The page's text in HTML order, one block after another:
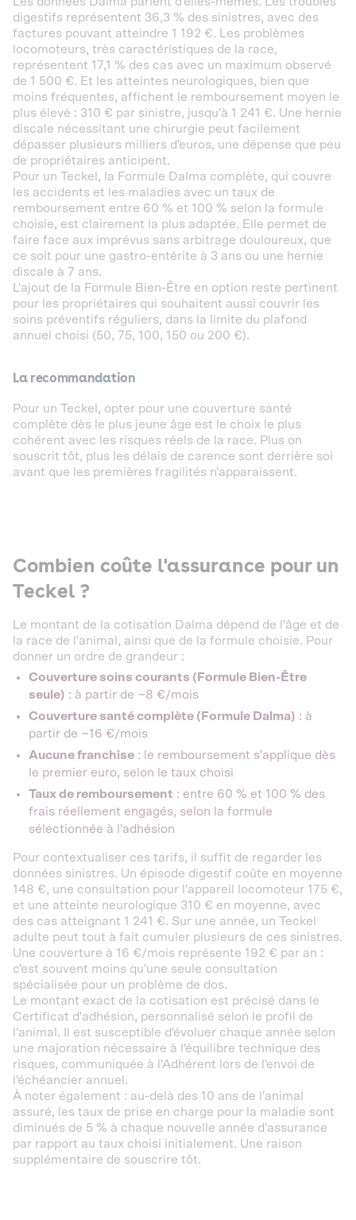
digestifs représentent 36,3 % des sinistres, avec des
factures pouvant atteindre 1 192 €. Les problèmes
locomoteurs, très caractéristiques de la race,
représentent 17,1 % des cas avec un maximum observé
de 1 500 €. Et les atteintes neurologiques, bien que
moins fréquentes, affichent le remboursement moyen le
plus élevé : 310 € par sinistre, jusqu'à 1 241 €. Une hernie
discale nécessitant une chirurgie peut facilement
dépasser plusieurs milliers d'euros, une dépense que peu
de propriétaires anticipent.
Pour un Teckel, la Formule Dalma complète, qui couvre
les accidents et les maladies avec un taux de
remboursement entre 60 % et 100 % selon la formule
choisie, est clairement la plus adaptée. Elle permet de
faire face aux imprévus sans arbitrage douloureux, que
ce soit pour une gastro-entérite à 3 ans ou une hernie
discale à 7 ans.
L'ajout de la Formule Bien-Être en option reste pertinent
pour les propriétaires qui souhaitent aussi couvrir les
soins préventifs réguliers, dans la limite du plafond
annuel choisi (50, 75, 100, 150 ou 200 €).
La recommandation
Pour un Teckel, opter pour une couverture santé
complète dès le plus jeune âge est le choix le plus
cohérent avec les risques réels de la race. Plus on
souscrit tôt, plus les délais de carence sont derrière soi
avant que les premières fragilités n'apparaissent.
Combien coûte l'assurance pour un
Teckel ?
Le montant de la cotisation Dalma dépend de l'âge et de
la race de l'animal, ainsi que de la formule choisie. Pour
donner un ordre de grandeur :
Couverture soins courants (Formule Bien-Être
seule) : à partir de ~8 €/mois
Couverture santé complète (Formule Dalma) : à
partir de ~16 €/mois
Aucune franchise : le remboursement s'applique dès
le premier euro, selon le taux choisi
Taux de remboursement : entre 60 % et 100 % des
frais réellement engagés, selon la formule
sélectionnée à l'adhésion
Pour contextualiser ces tarifs, il suffit de regarder les
données sinistres. Un épisode digestif coûte en moyenne
148 €, une consultation pour l'appareil locomoteur 175 €,
et une atteinte neurologique 310 € en moyenne, avec
des cas atteignant 1 241 €. Sur une année, un Teckel
adulte peut tout à fait cumuler plusieurs de ces sinistres.
Une couverture à 16 €/mois représente 192 € par an :
c'est souvent moins qu'une seule consultation
spécialisée pour un problème de dos.
Le montant exact de la cotisation est précisé dans le
Certificat d'adhésion, personnalisé selon le profil de
l'animal. Il est susceptible d'évoluer chaque année selon
une majoration nécessaire à l'équilibre technique des
risques, communiquée à l'Adhérent lors de l'envoi de
l'échéancier annuel.
À noter également : au-delà des 10 ans de l'animal
assuré, les taux de prise en charge pour la maladie sont
diminués de 5 % à chaque nouvelle année d'assurance
par rapport au taux choisi initialement. Une raison
supplémentaire de souscrire tôt.